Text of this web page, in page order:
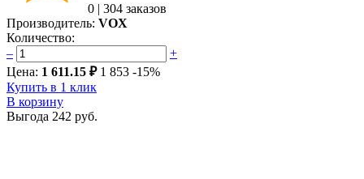
0 | 304 заказов
Производитель: VOX
Количество:
–
+
Цена: 1 611.15 ₽ 1 853 -15%
Купить в 1 клик
В корзину
Выгода 242 руб.